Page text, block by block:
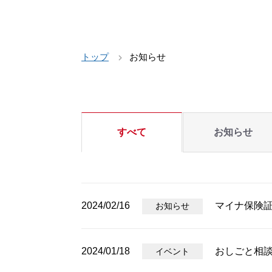
トップ お知らせ
すべて お知らせ
2024/02/16 お知らせ マイナ保険
2024/01/18 イベント おしごと相